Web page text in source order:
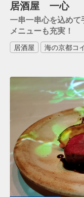
居酒屋 一心
一串一串心を込めて
メニューも充実！
居酒屋 海の京都コ